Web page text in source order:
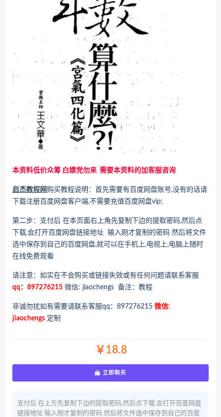
本资料低价众筹 白嫖党勿来 需要本资料的加客服咨询
启杰教程网 购买教程说明：首先需要有百度网盘账号,没有的话请
下载注册百度网盘客户端,不需要充值百度网盘vip;
第二步：支付后 在本页面右上角先复制下边的提取密码,然后点
下载,会打开百度网盘链接地址 输入刚才复制的密码 然后将文件
选中保存到自己的百度网盘,就可以在手机上,电视上,电脑上随时
在线免费观看
请注意：如实在不会购买或链接失效或有任何问题请联系客服
qq：897276215 微信: jiaochengs 备注：教程
非诚勿扰如有需要请联系客服qq：897276215 微信:
jiaochengs 定制
￥18.8
立即购买
支付后 在上方先复制下边的提取密码,然后点下载,会打开百度网盘
链接地址 输入刚才复制的密码 然后将文件选中保存到自己的百度